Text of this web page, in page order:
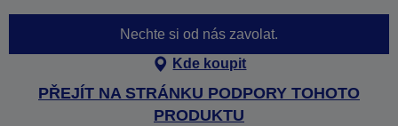
Nechte si od nás zavolat.
Kde koupit
PŘEJÍT NA STRÁNKU PODPORY TOHOTO
PRODUKTU